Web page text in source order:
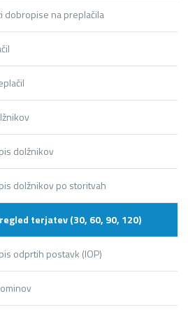
dobropise na preplačila
dolžnikov
dolžnikov po storitvah
terjatev (30, 60, 90, 120)
odprtih postavk (IOP)